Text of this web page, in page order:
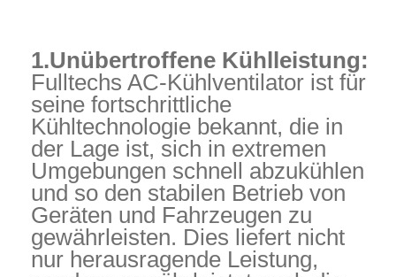
1.Unübertroffene Kühlleistung:
Fulltechs AC-Kühlventilator ist für
seine fortschrittliche
Kühltechnologie bekannt, die in
der Lage ist, sich in extremen
Umgebungen schnell abzukühlen
und so den stabilen Betrieb von
Geräten und Fahrzeugen zu
gewährleisten. Dies liefert nicht
nur herausragende Leistung,